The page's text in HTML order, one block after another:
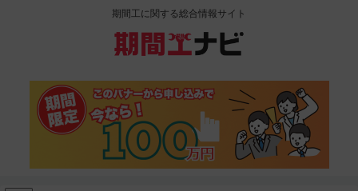
期間工に関する総合情報サイト